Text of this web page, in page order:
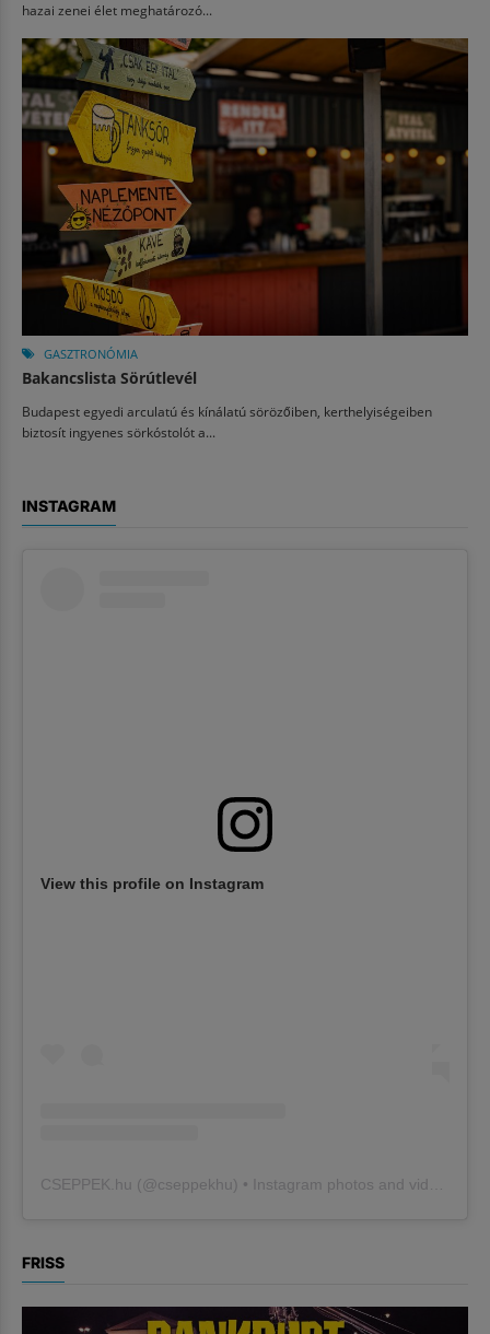
hazai zenei élet meghatározó...
GASZTRONÓMIA
Bakancslista Sörútlevél
Budapest egyedi arculatú és kínálatú sörözőiben, kerthelyiségeiben
biztosít ingyenes sörkóstolót a...
INSTAGRAM
View this profile on Instagram
CSEPPEK.hu (@cseppekhu ) • Instagram photos and videos
FRISS